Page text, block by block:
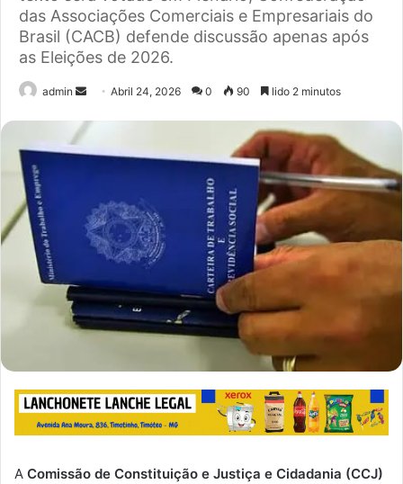
das Associações Comerciais e Empresariais do
Brasil (CACB) defende discussão apenas após
as Eleições de 2026.
admin
Send
email
Abril 24, 2026 0 90 lido 2 minutos
A Comissão de Constituição e Justiça e Cidadania (CCJ)